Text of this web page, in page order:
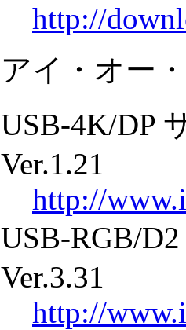
http://
アイ・オー
USB-4K/DP
Ver.1.21
http://
USB-RGB/
Ver.3.31
http://